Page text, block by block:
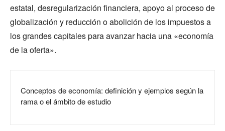
estatal, desregularización financiera, apoyo al proceso de
globalización y reducción o abolición de los impuestos a
los grandes capitales para avanzar hacia una «economía
de la oferta».
Conceptos de economía: definición y ejemplos según la
rama o el ámbito de estudio